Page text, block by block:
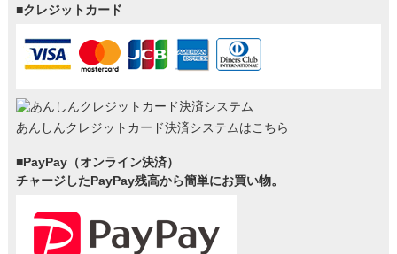
■クレジットカード
あんしんクレジットカード決済システムはこちら
■PayPay（オンライン決済）
チャージしたPayPay残高から簡単にお買い物。